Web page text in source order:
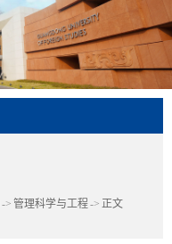
-> 管理科学与工程-> 正文